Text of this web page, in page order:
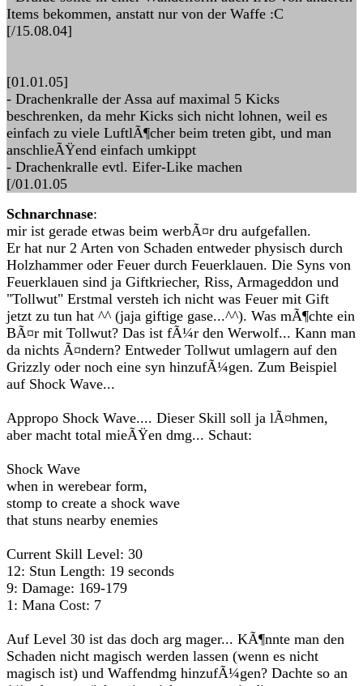
Items bekommen, anstatt nur von der Waffe :C
[/15.08.04]
[01.01.05]
- Drachenkralle der Assa auf maximal 5 Kicks
beschrenken, da mehr Kicks sich nicht lohnen, weil es
einfach zu viele LuftlÃ¶cher beim treten gibt, und man
anschlieÃŸend einfach umkippt
- Drachenkralle evtl. Eifer-Like machen
[/01.01.05
Schnarchnase:
mir ist gerade etwas beim werbÃ¤r dru aufgefallen.
Er hat nur 2 Arten von Schaden entweder physisch durch
Holzhammer oder Feuer durch Feuerklauen. Die Syns von
Feuerklauen sind ja Giftkriecher, Riss, Armageddon und
"Tollwut" Erstmal versteh ich nicht was Feuer mit Gift
jetzt zu tun hat ^^ (jaja giftige gase...^^). Was mÃ¶chte ein
BÃ¤r mit Tollwut? Das ist fÃ¼r den Werwolf... Kann man
da nichts Ã¤ndern? Entweder Tollwut umlagern auf den
Grizzly oder noch eine syn hinzufÃ¼gen. Zum Beispiel
auf Shock Wave...
Appropo Shock Wave.... Dieser Skill soll ja lÃ¤hmen,
aber macht total mieÃŸen dmg... Schaut:
Shock Wave
when in werebear form,
stomp to create a shock wave
that stuns nearby enemies
Current Skill Level: 30
12: Stun Length: 19 seconds
9: Damage: 169-179
1: Mana Cost: 7
Auf Level 30 ist das doch arg mager... KÃ¶nnte man den
Schaden nicht magisch werden lassen (wenn es nicht
magisch ist) und Waffendmg hinzufÃ¼gen? Dachte so an